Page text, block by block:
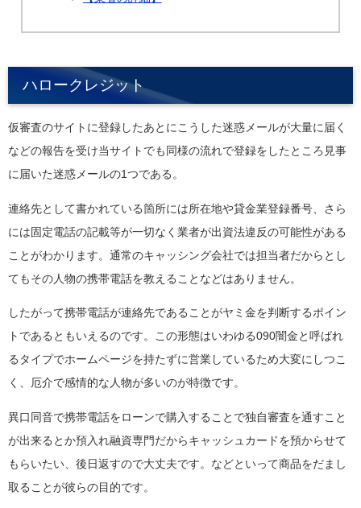
ハロークレジット
仮審査のサイトに登録したあとにこうした迷惑メールが大量に届く
などの報告を受け当サイトでも同様の流れで登録をしたところ見事
に届いた迷惑メールの1つである。
連絡先として書かれている箇所には所在地や貸金業登録番号、さら
には固定電話の記載等が一切なく業者が出資法違反の可能性がある
ことがわかります。通常のキャッシング会社では担当者だからとし
てもその人物の携帯電話を教えることなどはありません。
したがって携帯電話が連絡先であることがヤミ金を判断するポイン
トであるともいえるのです。この形態はいわゆる090闇金と呼ばれ
るタイプでホームページを持たずに営業しているため大変にしつこ
く、厄介で感情的な人物が多いのが特徴です。
異口同音で携帯電話をローンで購入することで独自審査を通すこと
が出来るとか預入れ融資専門だからキャッシュカードを預からせて
もらいたい、後日返すので大丈夫です。などといって商品をだまし
取ることが彼らの目的です。